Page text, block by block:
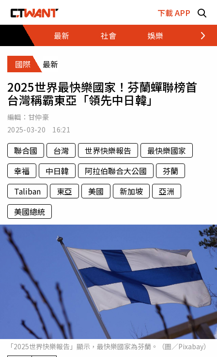
下載 APP
最新
社會 娛樂 財經
國際 最新
2025世界最快樂國家！芬蘭蟬聯榜首
台灣稱霸東亞「領先中日韓」
編輯： 甘仲豪
2025-03-20 16:21
聯合國 台灣 世界快樂報告
最快樂國家
幸福
中日韓 阿拉伯聯合大公國
芬蘭
Taliban
東亞 美國 新加坡
亞洲
美國總統
「2025世界快樂報告」顯示，最快樂國家為芬蘭。（圖／Pixabay）